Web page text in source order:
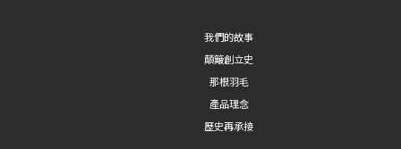
我們的故事
顛簸創立史
那根羽毛
產品理念
歷史再承接